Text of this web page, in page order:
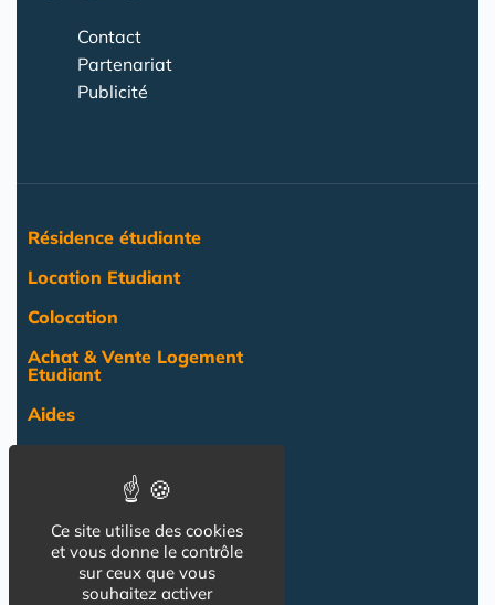
Contact
Partenariat
Publicité
Résidence étudiante
Location Etudiant
Colocation
Achat & Vente Logement
Etudiant
Aides
Pro
NOS AUTRES SITES :
Ce site utilise des cookies
et vous donne le contrôle
sur ceux que vous
souhaitez activer